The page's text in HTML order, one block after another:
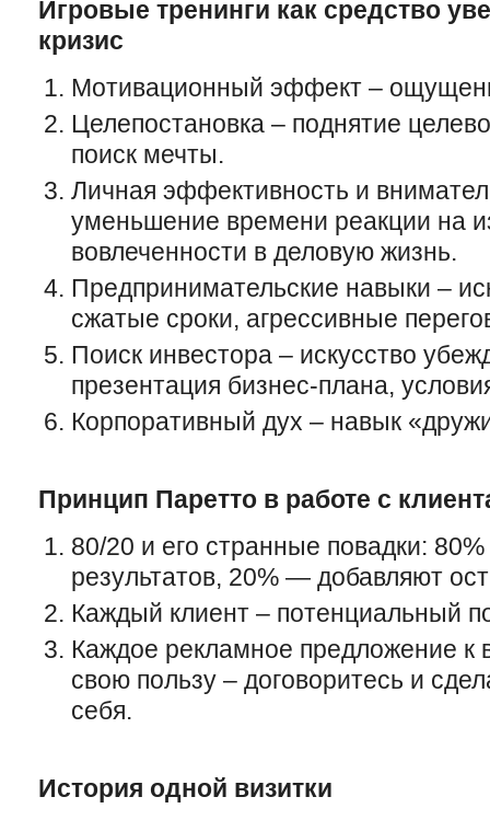
Игровые тренинги как средство
кризис
Мотивационный эффект –
Целепостановка – поднятие
поиск мечты.
Личная эффективность и
уменьшение времени реакции на
вовлеченности в деловую жизнь.
Предпринимательские навыки –
сжатые сроки, агрессивные
Поиск инвестора – искусство
презентация бизнес-плана,
Корпоративный дух – навык
Принцип Паретто в работе с
80/20 и его странные повадки:
результатов, 20% — добавляют
Каждый клиент – потенциальный
Каждое рекламное предложение к
свою пользу – договоритесь и
себя.
История одной визитки